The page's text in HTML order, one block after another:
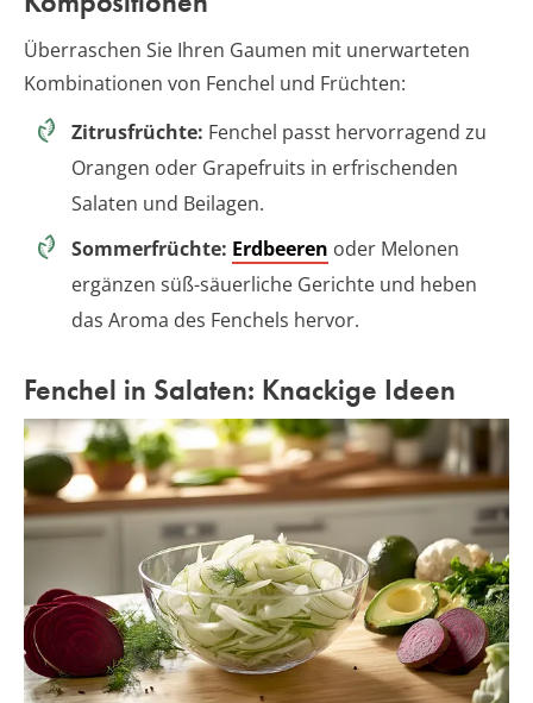
Überraschen Sie Ihren Gaumen mit unerwarteten
Kombinationen von Fenchel und Früchten:
Zitrusfrüchte: Fenchel passt hervorragend zu
Orangen oder Grapefruits in erfrischenden
Salaten und Beilagen.
Sommerfrüchte: Erdbeeren oder Melonen
ergänzen süß-säuerliche Gerichte und heben
das Aroma des Fenchels hervor.
Fenchel in Salaten: Knackige Ideen